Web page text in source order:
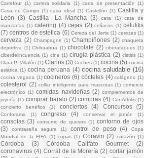
Carrefour (1) carrera solidaria (1) carta de presentación
(1)
Casa de Campo (1) casa ideal (1) Castellón (1) Castilla y
León
(3) Castilla- La Mancha (3) cata (1)
cata de
manzanas (1) catering (4) cejas (2) celíacos (1) celulitis
(7) centros de estética (6) Cereza del Jerte (1) cerezas (1)
cerveza (2) Champagne (1) Champiñones (2) chaqueta
deportiva (1) Chihuahua (1) chocolate (2) ciberataques (1)
ciberdelincuencia (1) cine (1) cirugía plástica (2) cistitis (1)
Clara P. Villalón (1) Clarins (3) Coches (1) cocina (5) cocina
asiática (1) cocina peruana (4) cocina saludable (16)
cocina vegana (1) cocineros (6) cócteles (4) colágeno (1)
colesterol (2) collar inteligente para mascotas (1) comercio
electrónico (1) comidas navideñas (2) complementos de
joyería (1) comprar barato (2) compras (4) ConArtritis (1)
concierto benéfico
(1) conciertos (4) Concursos (5)
Conforama (1) congreso (4) conservar el jamón (1)
consolas (3) consumo de quesos (1) contorno de ojos
(3)
contraseña segura (1) control de peso (4)
Copa
Mundial de la FIFA (1) copas (1) Coravin (2) corazón (1)
Córdoba (3) Córdoba Califato Gourmet
(2)
coronavirus (4) Corral de la Morería (2) cortar jamón